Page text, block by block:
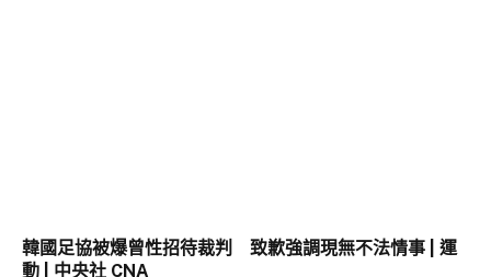
韓國足協被爆曾性招待裁判 致歉強調現無不法情事 | 運
動 | 中央社 CNA